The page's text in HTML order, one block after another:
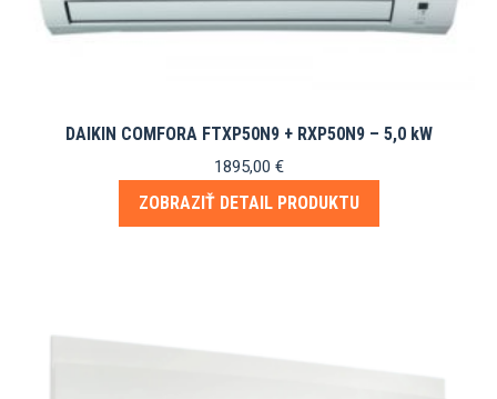
DAIKIN COMFORA FTXP50N9 + RXP50N9 – 5,0 kW
1895,00 €
ZOBRAZIŤ DETAIL PRODUKTU